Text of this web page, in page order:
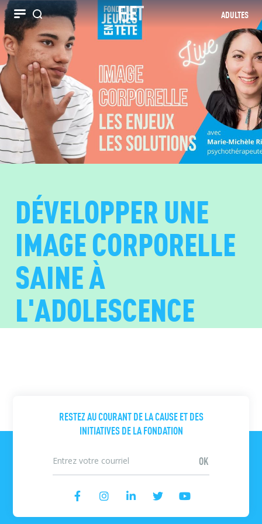
Recherche ADULTES
DÉVELOPPER UNE
IMAGE CORPORELLE
SAINE À
L'ADOLESCENCE
RESTEZ AU COURANT DE LA CAUSE ET DES
INITIATIVES DE LA FONDATION